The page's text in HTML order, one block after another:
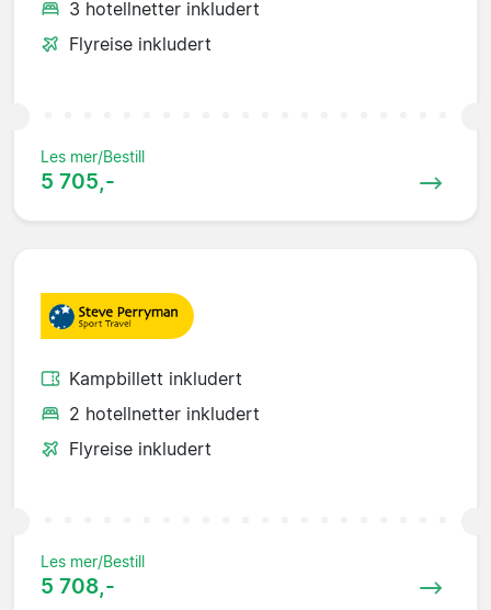
3 hotellnetter inkludert
Flyreise inkludert
Les mer/Bestill
5 705,-
Kampbillett inkludert
2 hotellnetter inkludert
Flyreise inkludert
Les mer/Bestill
5 708,-